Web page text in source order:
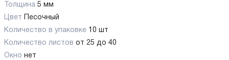
Толщина 5 мм
Цвет
Песочный
Количество в упаковке 10 шт
Количество листов от 25 до 40
Окно нет